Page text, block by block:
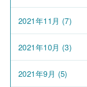
2021年11月 (7)
2021年10月 (3)
2021年9月 (5)